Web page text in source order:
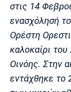
στις 14
ενασχόλησή
Ορέστη
καλοκαίρι
Οινόης. Στην
εντάχθηκε το